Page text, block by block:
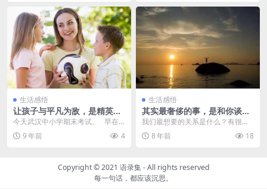
生活感悟
让孩子与平凡为敌，是精英教
育最大的失败 – 艾小羊
今天武汉中小学期末考试。 早在
一周前，我朋友圈里就有很多妈妈
刷屏如...
9 年前 4
生活感悟
其实最奢侈的事，是和你谈心
– 周小宽
我们最想要的关系是什么？有很多
人内心会有这样的抱怨，我所拥有
的关系并不能真的满足...
8 年前 18
Copyright © 2021 语录集- All rights reserved
每一句话，都应该沉思。